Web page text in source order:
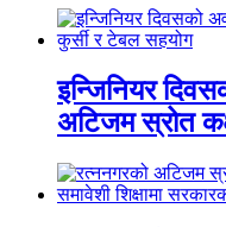
इन्जिनियर
अटिजम स्रोत